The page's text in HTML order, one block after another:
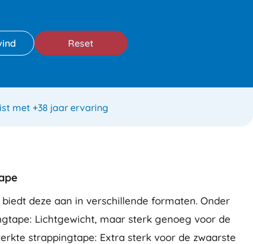
Reset
met +38 jaar ervaring
deze aan in verschillende formaten. Onder
Lichtgewicht, maar sterk genoeg voor de
strappingtape: Extra sterk voor de zwaarste